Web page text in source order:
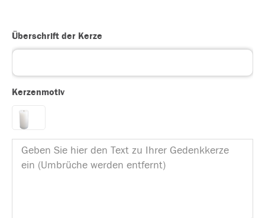
Überschrift der Kerze
Kerzenmotiv